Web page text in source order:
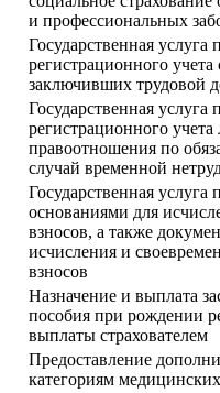
и профессиональных
Государственная
регистрационного
заключивших трудовой
Государственная
регистрационного
правоотношения по
случай временной
Государственная
основаниями для
взносов, а также
исчисления и
взносов
Назначение и выплата
пособия при рождении
выплаты страхователем
Предоставление
категориям